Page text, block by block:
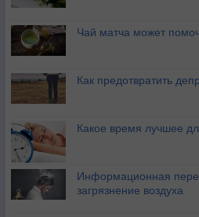
Чай матча может
Как предотвратить
Какое время лучшее
Информационная
загрязнение воздуха